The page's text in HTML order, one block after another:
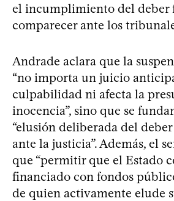
el incumplimiento del deber
comparecer ante los
Andrade aclara que la
“no importa un juicio
culpabilidad ni afecta la
inocencia”, sino que se
“elusión deliberada del
ante la justicia”. Además, el
que “permitir que el Estado
financiado con fondos
de quien activamente elude